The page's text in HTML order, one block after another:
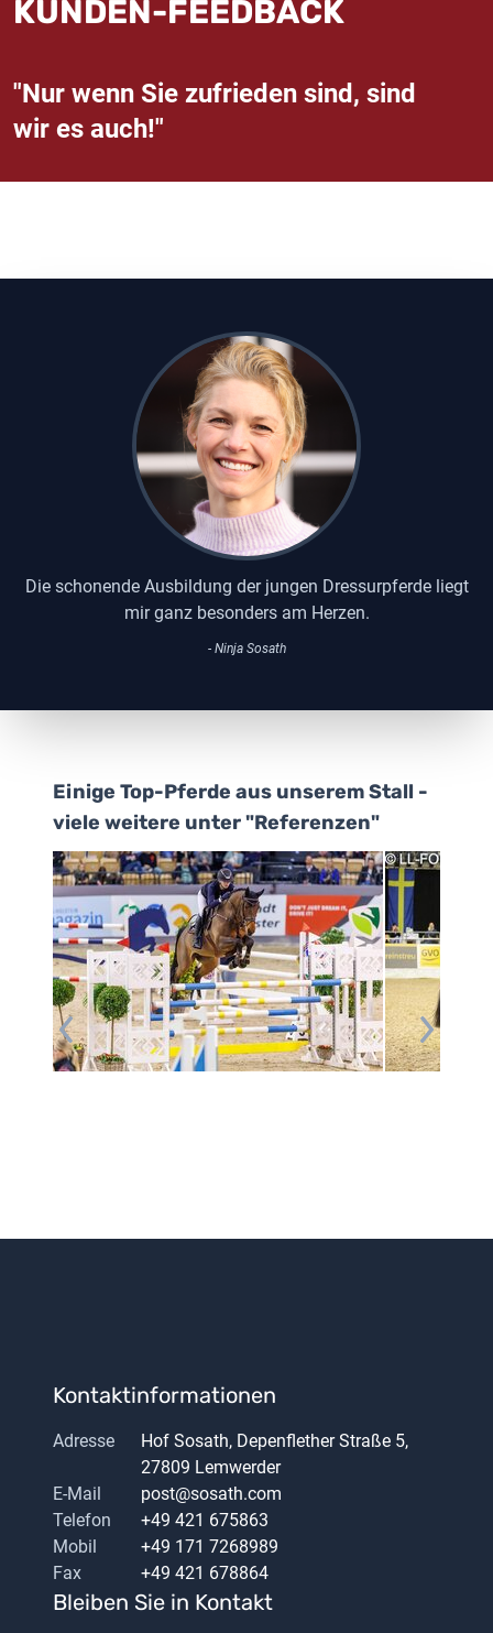
KUNDEN-FEEDBACK
"Nur wenn Sie zufrieden sind, sind
wir es auch!"
Die schonende Ausbildung der jungen Dressurpferde liegt
mir ganz besonders am Herzen.
- Ninja Sosath
Einige Top-Pferde aus unserem Stall -
viele weitere unter "Referenzen"
Kontaktinformationen
Adresse
Hof Sosath, Depenflether Straße 5,
27809 Lemwerder
E-Mail
post@sosath.com
Telefon
+49 421 675863
Mobil
+49 171 7268989
Fax
+49 421 678864
Bleiben Sie in Kontakt